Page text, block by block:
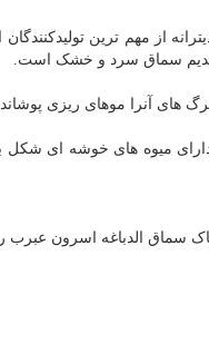
از مهم ترین
قدیم سماق سرد و خشک است.
حدود ۱۰ سانتی متر طول دارد و دارای
سماق الدباغه اسرون عبرب